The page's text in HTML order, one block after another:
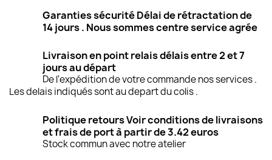
Garanties sécurité Délai de rétractation de
14 jours . Nous sommes centre service agrée
Livraison en point relais délais entre 2 et 7
jours au départ
De l'expédition de votre commande nos services .
Les delais indiqués sont au depart du colis .
Politique retours Voir conditions de livraisons
et frais de port à partir de 3.42 euros
Stock commun avec notre atelier